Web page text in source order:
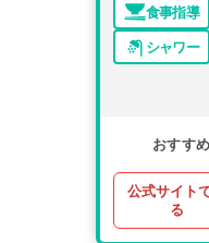
食事指導
シャワー
おすす
公式サイト
る